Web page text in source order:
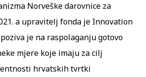
Norveške darovnice za
a upravitelj fonda je Innovation
je na raspolaganju gotovo
mjere koje imaju za cilj
hrvatskih tvrtki